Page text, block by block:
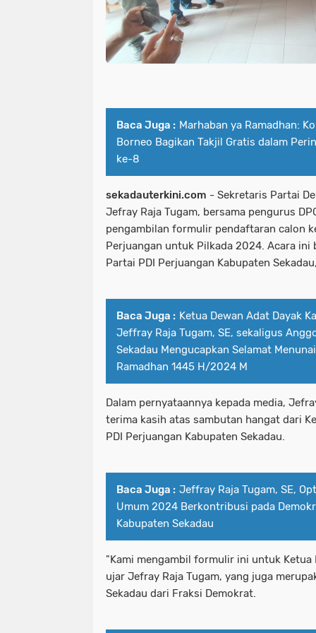
Baca Juga : Marhaban ya Ramadhan:
Borneo Bagikan Takjil Gratis dalam
ke-8
sekadauterkini.com - Sekretaris Partai
Jefray Raja Tugam, bersama pengurus
pengambilan formulir pendaftaran calon
Perjuangan untuk Pilkada 2024. Acara ini
Partai PDI Perjuangan Kabupaten
Baca Juga : Ketua Dewan Adat Dayak
Jeffray Raja Tugam, SE, sekaligus
Sekadau Mengucapkan Selamat
Ramadhan 1445 H/2024 M
Dalam pernyataannya kepada media,
terima kasih atas sambutan hangat dari
PDI Perjuangan Kabupaten Sekadau.
Baca Juga : Jeffray Raja Tugam, SE,
Umum 2024 Berkontribusi pada
Kabupaten Sekadau
"Kami mengambil formulir ini untuk Ketua
ujar Jefray Raja Tugam, yang juga
Sekadau dari Fraksi Demokrat.